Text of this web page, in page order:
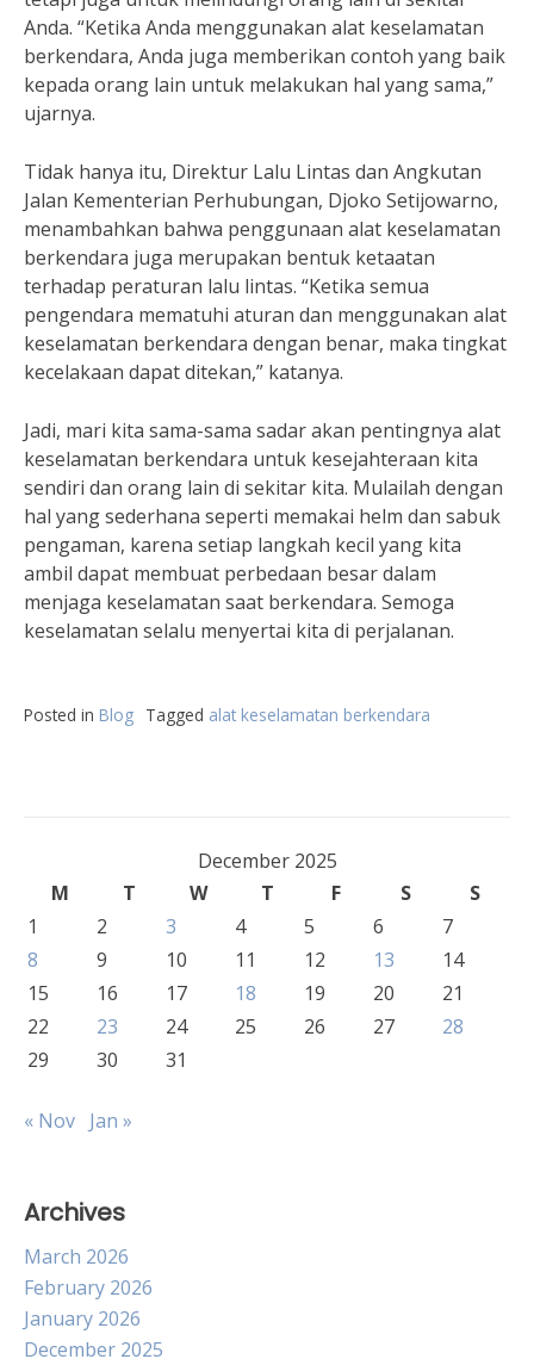
Anda. “Ketika Anda menggunakan alat keselamatan
berkendara, Anda juga memberikan contoh yang baik
kepada orang lain untuk melakukan hal yang sama,”
ujarnya.
Tidak hanya itu, Direktur Lalu Lintas dan Angkutan
Jalan Kementerian Perhubungan, Djoko Setijowarno,
menambahkan bahwa penggunaan alat keselamatan
berkendara juga merupakan bentuk ketaatan
terhadap peraturan lalu lintas. “Ketika semua
pengendara mematuhi aturan dan menggunakan alat
keselamatan berkendara dengan benar, maka tingkat
kecelakaan dapat ditekan,” katanya.
Jadi, mari kita sama-sama sadar akan pentingnya alat
keselamatan berkendara untuk kesejahteraan kita
sendiri dan orang lain di sekitar kita. Mulailah dengan
hal yang sederhana seperti memakai helm dan sabuk
pengaman, karena setiap langkah kecil yang kita
ambil dapat membuat perbedaan besar dalam
menjaga keselamatan saat berkendara. Semoga
keselamatan selalu menyertai kita di perjalanan.
Posted in Blog Tagged alat keselamatan berkendara
December 2025
M
T W T F S
S
1
2 3 4 5 6
7
8
9 10 11 12 13
14
15
16 17 18 19 20
21
22
23 24 25 26 27
28
29
30 31
« Nov Jan »
Archives
March 2026
February 2026
January 2026
December 2025